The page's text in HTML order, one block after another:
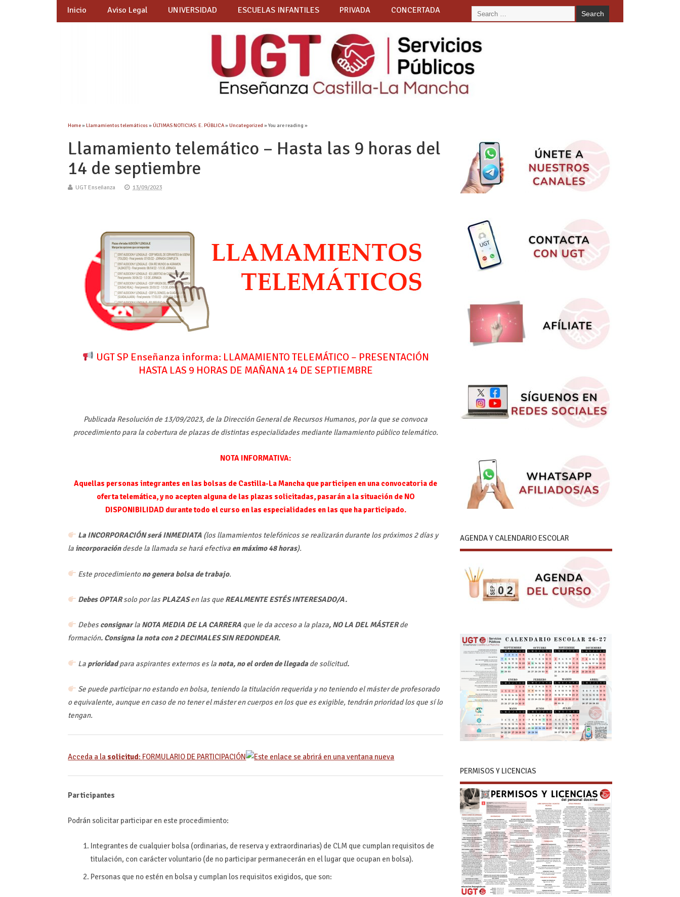
Inicio Aviso Legal UNIVERSIDAD ESCUELAS INFANTILES PRIVADA CONCERTADA
Home»Llamamientos telemáticos»ÚLTIMAS NOTICIAS: E. PÚBLICA»Uncategorized » You are reading »
Llamamiento telemático – Hasta las 9 horas del
14 de septiembre
UGT Enseñanza 13/09/2023
UGT SP Enseñanza informa: LLAMAMIENTO TELEMÁTICO – PRESENTACIÓN
HASTA LAS 9 HORAS DE MAÑANA 14 DE SEPTIEMBRE
Publicada Resolución de 13/09/2023, de la Dirección General de Recursos Humanos, por la que se convoca
procedimiento para la cobertura de plazas de distintas especialidades mediante llamamiento público telemático.
NOTA INFORMATIVA:
Aquellas personas integrantes en las bolsas de Castilla-La Mancha que participen en una convocatoria de
oferta telemática, y no acepten alguna de las plazas solicitadas, pasarán a la situación de NO
DISPONIBILIDAD durante todo el curso en las especialidades en las que ha participado.
La INCORPORACIÓN será INMEDIATA (los llamamientos telefónicos se realizarán durante los próximos 2 días y
la incorporacióndesde la llamada se hará efectiva en máximo 48 horas).
Este procedimientono genera bolsa de trabajo.
Debes OPTARsolo por lasPLAZASen las que REALMENTE ESTÉS INTERESADO/A.
Debesconsignarla NOTA MEDIA DE LA CARRERA que le da acceso a la plaza, NO LA DEL MÁSTERde
formación. Consigna la nota con2 DECIMALES SIN REDONDEAR.
La prioridadpara aspirantes externos es la nota, no el orden de llegada de solicitud.
Se puede participar no estando en bolsa, teniendo la titulación requerida y no teniendo el máster de profesorado
o equivalente, aunque en caso de no tener el máster en cuerpos en los que es exigible, tendrán prioridad los que sí lo
tengan.
Acceda a la solicitud: FORMULARIO DE PARTICIPACIÓN
Participantes
Podrán solicitar participar en este procedimiento:
Integrantes de cualquier bolsa (ordinarias, de reserva y extraordinarias) de CLM que cumplan requisitos de
titulación, con carácter voluntario (de no participar permanecerán en el lugar que ocupan en bolsa).
Personas que no estén en bolsa y cumplan los requisitos exigidos, que son:
AGENDA Y CALENDARIO ESCOLAR
PERMISOS Y LICENCIAS